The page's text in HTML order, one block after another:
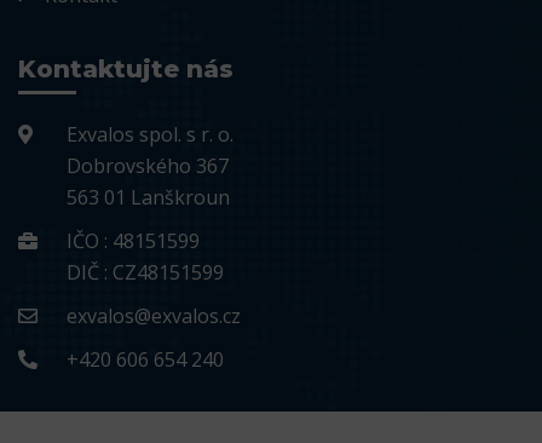
Kontaktujte nás
Exvalos spol. s r. o.
Dobrovského 367
563 01 Lanškroun
IČO : 48151599
DIČ : CZ48151599
exvalos@exvalos.cz
+420 606 654 240